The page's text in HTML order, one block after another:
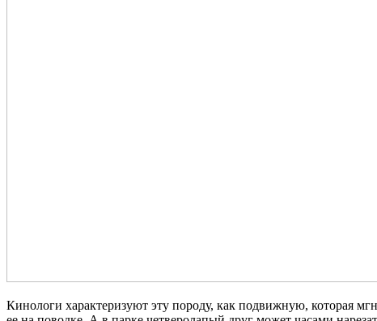
Кинологи характеризуют эту породу, как подвижную, которая